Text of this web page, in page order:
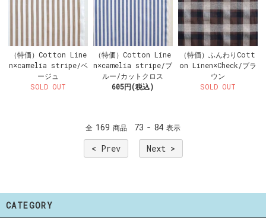
（特価）Cotton Line
n×camelia stripe/ベ
ージュ
SOLD OUT
（特価）Cotton Line
n×camelia stripe/ブ
ルー/カットクロス
605円(税込)
（特価）ふんわりCott
on Linen×Check/ブラ
ウン
SOLD OUT
全 169 商品 73 - 84 表示
< Prev Next >
CATEGORY